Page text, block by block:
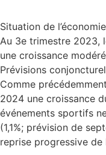
Situation de
Au 3e trimestre 2023,
une croissance
Prévisions
Comme
2024 une croissance
événements sportifs
(1,1%; prévision de
reprise progressive de